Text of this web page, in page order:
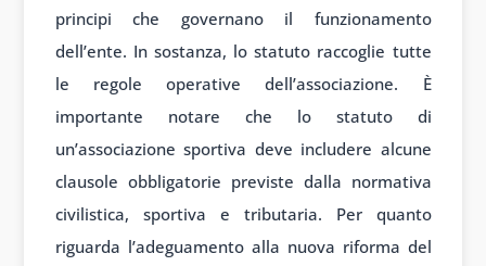
principi che governano il funzionamento
dell’ente. In sostanza, lo statuto raccoglie tutte
le regole operative dell’associazione. È
importante notare che lo statuto di
un’associazione sportiva deve includere alcune
clausole obbligatorie previste dalla normativa
civilistica, sportiva e tributaria. Per quanto
riguarda l’adeguamento alla nuova riforma del